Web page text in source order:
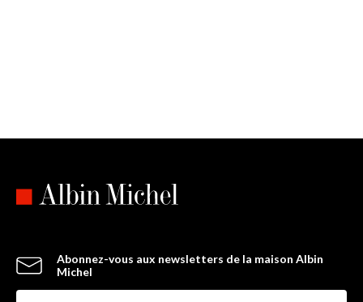
Abonnez-vous aux newsletters de la maison Albin
Michel